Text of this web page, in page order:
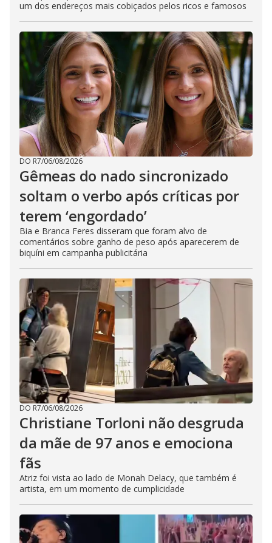
um dos endereços mais cobiçados pelos ricos e famosos
DO R7/06/08/2026
Gêmeas do nado sincronizado
soltam o verbo após críticas por
terem ‘engordado’
Bia e Branca Feres disseram que foram alvo de
comentários sobre ganho de peso após aparecerem de
biquíni em campanha publicitária
DO R7/06/08/2026
Christiane Torloni não desgruda
da mãe de 97 anos e emociona
fãs
Atriz foi vista ao lado de Monah Delacy, que também é
artista, em um momento de cumplicidade